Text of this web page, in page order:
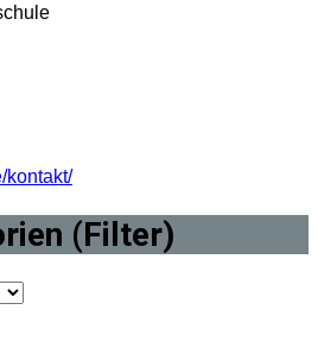
kontakt/
(Filter)